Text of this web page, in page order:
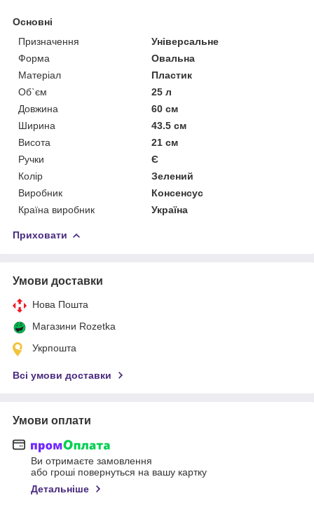
Основні
Призначення
Універсальне
Форма
Овальна
Матеріал
Пластик
Об`єм
25 л
Довжина
60 см
Ширина
43.5 см
Висота
21 см
Ручки
Є
Колір
Зелений
Виробник
Консенсус
Країна виробник
Україна
Приховати
Умови доставки
Нова Пошта
Магазини Rozetka
Укрпошта
Всі умови доставки
Умови оплати
Ви отримаєте замовлення
або гроші повернуться на вашу картку
Детальніше